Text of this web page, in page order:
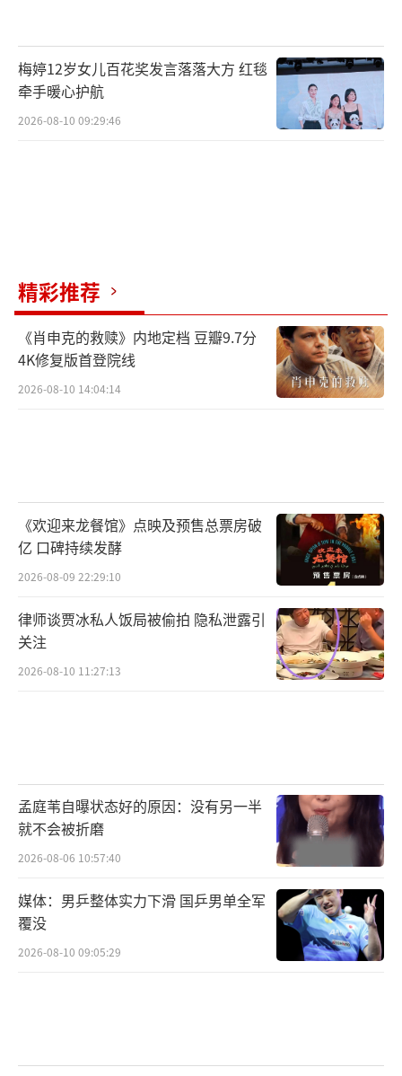
其（吴慷仁饰）面对当时一起连环诱拐杀人
案。凶手奇特的犯案手法与疯狂行径让各大电
视媒体争相报道，随着偷拍、炒话题、抢收视
率愈演愈烈，凶手也利用媒体乱象开始操弄人
梅婷12岁女儿百花奖发言落落大方 红毯
牵手暖心护航
2026-08-10 09:29:46
精彩推荐
《肖申克的救赎》内地定档 豆瓣9.7分
4K修复版首登院线
2026-08-10 14:04:14
《欢迎来龙餐馆》点映及预售总票房破
亿 口碑持续发酵
2026-08-09 22:29:10
律师谈贾冰私人饭局被偷拍 隐私泄露引
关注
2026-08-10 11:27:13
孟庭苇自曝状态好的原因：没有另一半
就不会被折磨
2026-08-06 10:57:40
媒体：男乒整体实力下滑 国乒男单全军
覆没
2026-08-10 09:05:29